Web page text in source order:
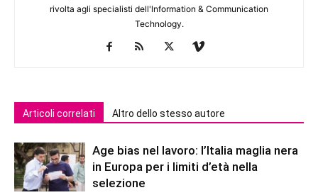
rivolta agli specialisti dell'lnformation & Communication
Technology.
Articoli correlati Altro dello stesso autore
Age bias nel lavoro: l’Italia maglia nera
in Europa per i limiti d’età nella
selezione